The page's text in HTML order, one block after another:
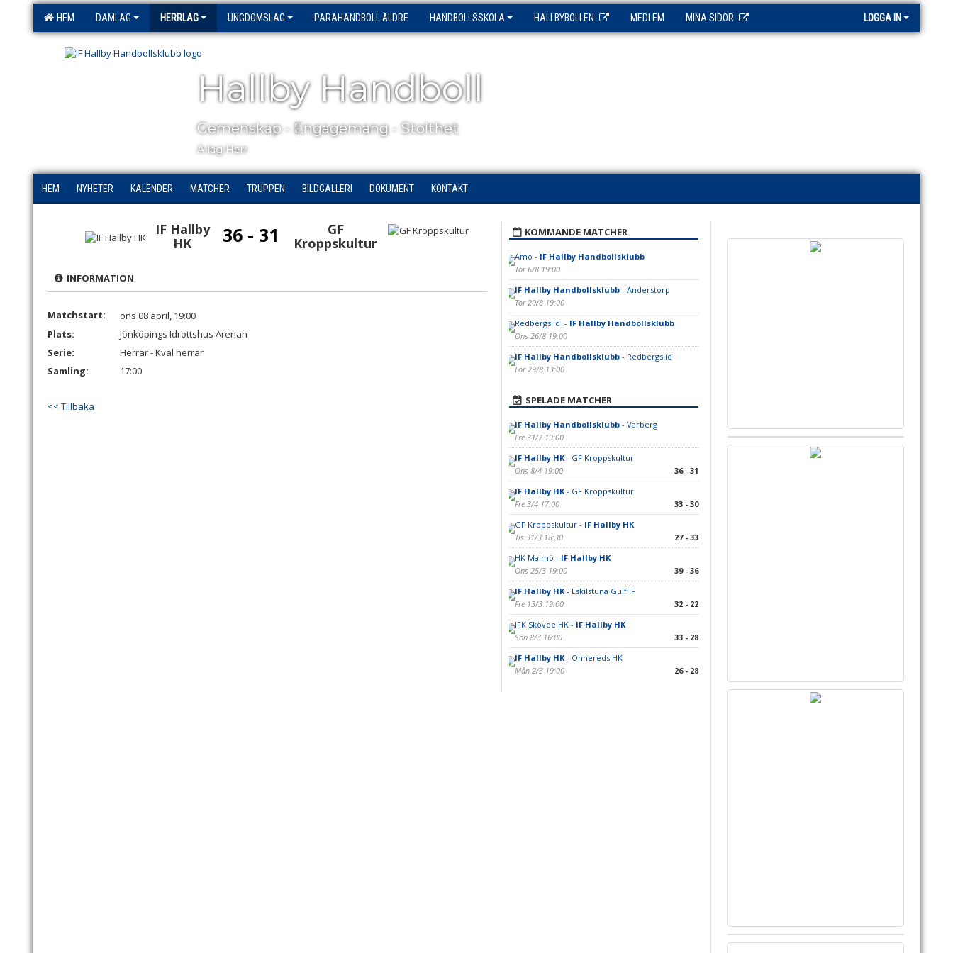
HEM DAMLAG HERRLAG UNGDOMSLAG PARAHANDBOLL ÄLDRE HANDBOLLSSKOLA HALLBYBOLLEN MEDLEM MINA SIDOR LOGGA IN
Hallby Handboll
Gemenskap - Engagemang - Stolthet
A-lag Herr
HEM NYHETER KALENDER MATCHER TRUPPEN BILDGALLERI DOKUMENT KONTAKT
IF Hallby
HK
36 - 31
GF
Kroppskultur
INFORMATION
Matchstart:
ons 08 april, 19:00
Plats:
Jönköpings Idrottshus Arenan
Serie:
Herrar - Kval herrar
Samling:
17:00
<< Tillbaka
KOMMANDE MATCHER
Amo - IF Hallby Handbollsklubb
Tor 6/8 19:00
IF Hallby Handbollsklubb- Anderstorp
Tor 20/8 19:00
Redbergslid - IF Hallby Handbollsklubb
Ons 26/8 19:00
IF Hallby Handbollsklubb- Redbergslid
Lör 29/8 13:00
SPELADE MATCHER
IF Hallby Handbollsklubb- Varberg
Fre 31/7 19:00
IF Hallby HK- GF Kroppskultur
Ons 8/4 19:00
36 - 31
IF Hallby HK- GF Kroppskultur
Fre 3/4 17:00
33 - 30
GF Kroppskultur - IF Hallby HK
Tis 31/3 18:30
27 - 33
HK Malmö - IF Hallby HK
Ons 25/3 19:00
39 - 36
IF Hallby HK- Eskilstuna Guif IF
Fre 13/3 19:00
32 - 22
IFK Skövde HK - IF Hallby HK
Sön 8/3 16:00
33 - 28
IF Hallby HK- Önnereds HK
Mån 2/3 19:00
26 - 28